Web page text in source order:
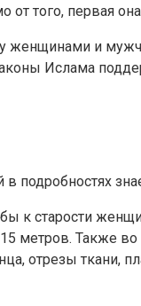
того, первая она
женщинами и
Ислама
подробностях
к старости
15 метров. Также
отрезы ткани,